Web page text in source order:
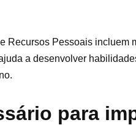
Recursos Pessoais
a desenvolver
para